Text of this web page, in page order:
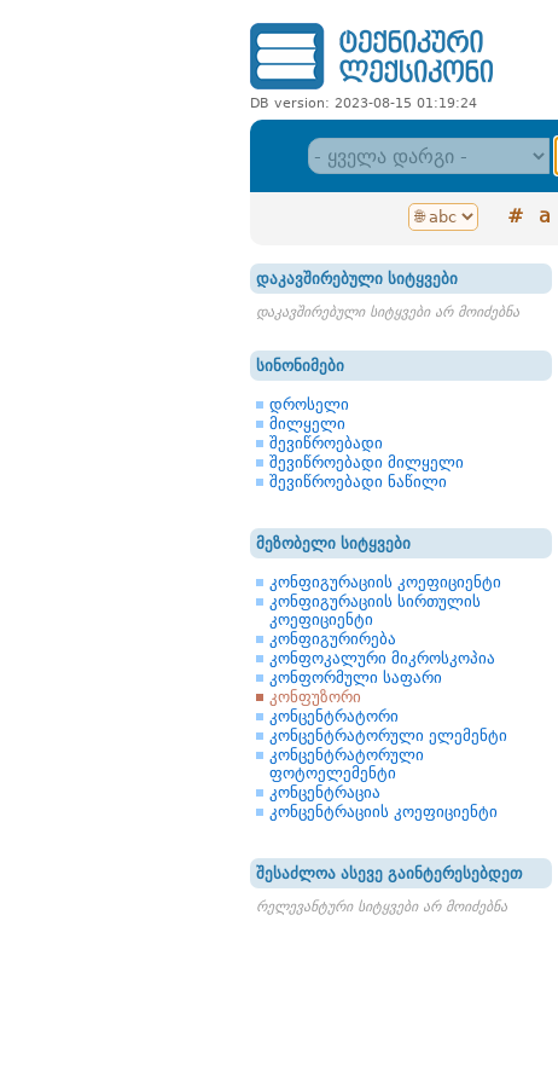
DB version: 2023-08-15 01:19:24
# a
დაკავშირებული სიტყვები
დაკავშირებული სიტყვები არ მოიძებნა
სინონიმები
დროსელი
მილყელი
შევიწროებადი
შევიწროებადი მილყელი
შევიწროებადი ნაწილი
მეზობელი სიტყვები
კონფიგურაციის კოეფიციენტი
კონფიგურაციის სირთულის
კოეფიციენტი
კონფიგურირება
კონფოკალური მიკროსკოპია
კონფორმული საფარი
კონფუზორი
კონცენტრატორი
კონცენტრატორული ელემენტი
კონცენტრატორული
ფოტოელემენტი
კონცენტრაცია
კონცენტრაციის კოეფიციენტი
შესაძლოა ასევე გაინტერესებდეთ
რელევანტური სიტყვები არ მოიძებნა